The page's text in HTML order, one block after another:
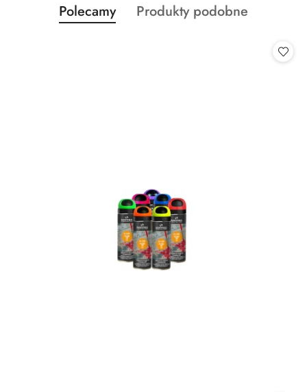
Pomiń karuzelę produktów
Produkty
o
Polecamy
Produkty
Produkty podobne